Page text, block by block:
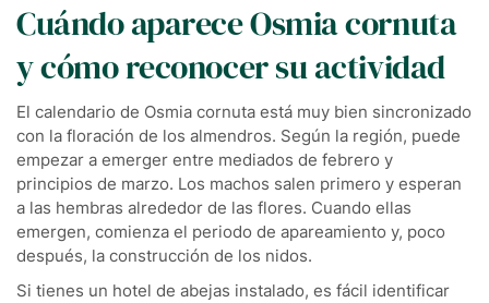
Cuándo aparece Osmia cornuta
y cómo reconocer su actividad
El calendario de Osmia cornuta está muy bien sincronizado
con la floración de los almendros. Según la región, puede
empezar a emerger entre mediados de febrero y
principios de marzo. Los machos salen primero y esperan
a las hembras alrededor de las flores. Cuando ellas
emergen, comienza el periodo de apareamiento y, poco
después, la construcción de los nidos.
Si tienes un hotel de abejas instalado, es fácil identificar